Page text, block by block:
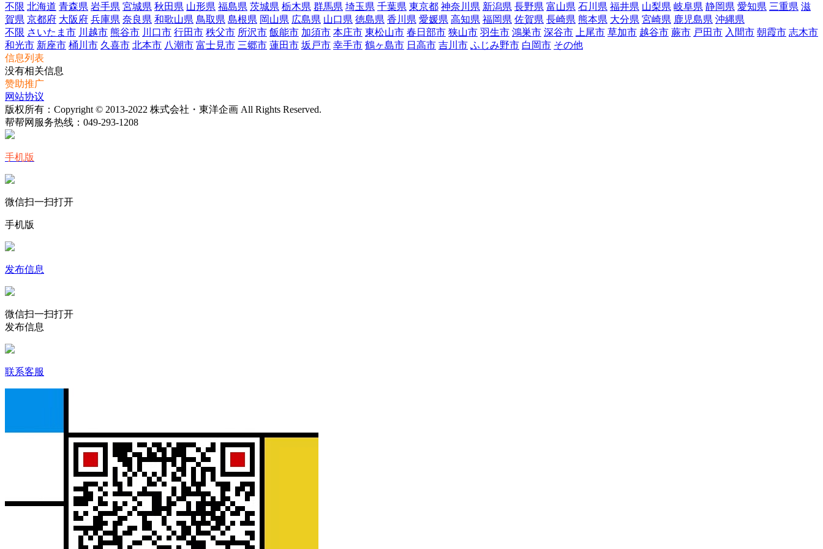
不限 北海道 青森県 岩手県 宮城県 秋田県 山形県 福島県 茨城県 栃木県 群馬県 埼玉県 千葉県 東京都 神奈川県 新潟県 長野県 富山県 石川県 福井県 山梨県 岐阜県 静岡県 愛知県 三重県 滋
賀県 京都府 大阪府 兵庫県 奈良県 和歌山県 鳥取県 島根県 岡山県 広島県 山口県 徳島県 香川県 愛媛県 高知県 福岡県 佐賀県 長崎県 熊本県 大分県 宮崎県 鹿児島県 沖縄県
不限 さいたま市 川越市 熊谷市 川口市 行田市 秩父市 所沢市 飯能市 加須市 本庄市 東松山市 春日部市 狭山市 羽生市 鴻巣市 深谷市 上尾市 草加市 越谷市 蕨市 戸田市 入間市 朝霞市 志木市
和光市 新座市 桶川市 久喜市 北本市 八潮市 富士見市 三郷市 蓮田市 坂戸市 幸手市 鶴ヶ島市 日高市 吉川市 ふじみ野市 白岡市 その他
信息列表
没有相关信息
赞助推广
网站协议
版权所有：Copyright © 2013-2022 株式会社・東洋企画 All Rights Reserved.
帮帮网服务热线： 049-293-1208
手机版
微信扫一扫打开
手机版
发布信息
微信扫一扫打开
发布信息
联系客服